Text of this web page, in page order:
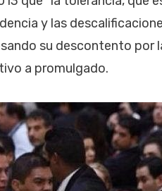
y las
su descontento por
a promulgado.